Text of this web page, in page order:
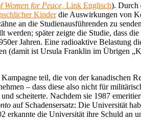
Women for Peace, Link Englisch). Durch
Kinderdie Auswirkungen von
an die Studienausführenden zu
werden; später zeigte die Studie, dass
Jahren. Eine radioaktive Belastung
(damit ist Ursula Franklin im Übrigen
teil, die von der kanadischen
– dass diese also nicht für
scheiterte. Nachdem sie 1987
auf Schadensersatz: Die Universität
erkannte die Universität ihre Schuld an